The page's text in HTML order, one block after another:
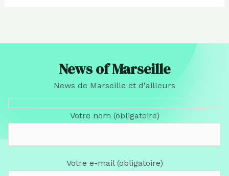
News of Marseille
News de Marseille et d'ailleurs
Votre nom (obligatoire)
Votre e-mail (obligatoire)